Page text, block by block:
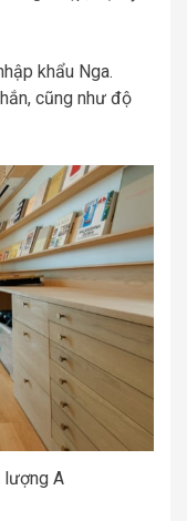
khẩu Nga.
cũng như độ
lượng A